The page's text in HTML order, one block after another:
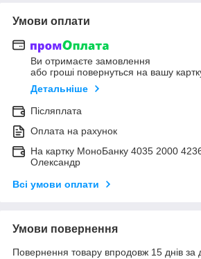
Умови оплати
Ви отримаєте замовлення
або гроші повернуться на вашу
Детальніше
Післяплата
Оплата на рахунок
На картку МоноБанку 4035 2000
Олександр
Всі умови оплати
Умови повернення
Повернення товару впродовж 15 днів за